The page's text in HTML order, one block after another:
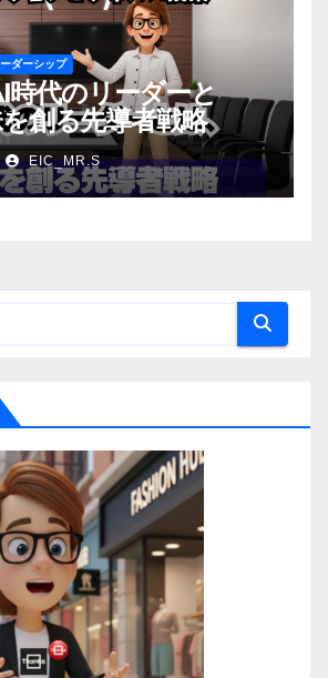
ダーシップ
時代のリーダーと
創る先導者戦略
EIC_MR.S